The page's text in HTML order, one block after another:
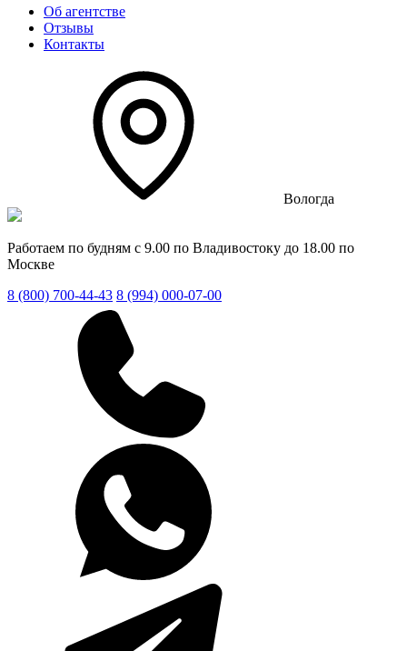
Об агентстве
Отзывы
Контакты
Вологда
Работаем по будням с 9.00 по Владивостоку до 18.00 по
Москве
8 (800) 700-44-43 8 (994) 000-07-00